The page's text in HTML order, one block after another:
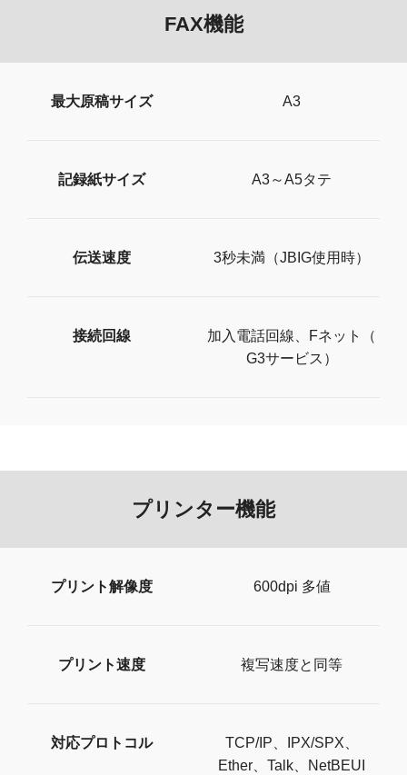
FAX機能
最大原稿サイズ A3
記録紙サイズ A​3​～​A​5​タテ
伝送速度 3​秒​未​満​（​J​B​I​G​使​用​時​）
接続回線
加​入​電​話​回​線​、​F​ネ​ッ​ト​（​
G​3​サ​ー​ビ​ス​）
プリンター機能
プリント解像度 6​0​0​d​p​i​ ​多​値
プリント速度 複​写​速​度​と​同​等​
対応プロトコル
​T​C​P​/​I​P​、IPX/SPX、
Ether、Talk、​N​e​t​B​E​U​I​